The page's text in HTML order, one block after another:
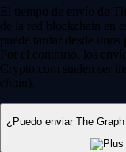
El tiempo de envío de
de la red blockchain en
puede tardar desde unos
Por el contrario, los
Crypto.com suelen ser
chain ).
¿Puedo enviar The